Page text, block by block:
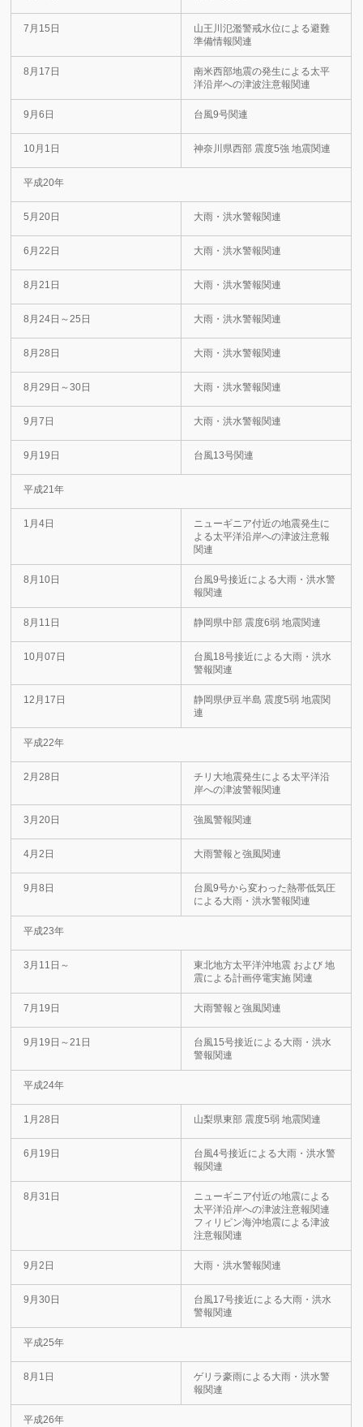
7月15日
山王川氾濫警戒水位による避難
準備情報関連
8月17日
南米西部地震の発生による太平
洋沿岸への津波注意報関連
9月6日 台風9号関連
10月1日 神奈川県西部 震度5強 地震関連
平成20年
5月20日 大雨・洪水警報関連
6月22日 大雨・洪水警報関連
8月21日 大雨・洪水警報関連
8月24日～25日 大雨・洪水警報関連
8月28日 大雨・洪水警報関連
8月29日～30日 大雨・洪水警報関連
9月7日 大雨・洪水警報関連
9月19日 台風13号関連
平成21年
1月4日
ニューギニア付近の地震発生に
よる太平洋沿岸への津波注意報
関連
8月10日
台風9号接近による大雨・洪水警
報関連
8月11日 静岡県中部 震度6弱 地震関連
10月07日
台風18号接近による大雨・洪水
警報関連
12月17日
静岡県伊豆半島 震度5弱 地震関
連
平成22年
2月28日
チリ大地震発生による太平洋沿
岸への津波警報関連
3月20日 強風警報関連
4月2日 大雨警報と強風関連
9月8日
台風9号から変わった熱帯低気圧
による大雨・洪水警報関連
平成23年
3月11日～
東北地方太平洋沖地震 および 地
震による計画停電実施 関連
7月19日 大雨警報と強風関連
9月19日～21日
台風15号接近による大雨・洪水
警報関連
平成24年
1月28日 山梨県東部 震度5弱 地震関連
6月19日
台風4号接近による大雨・洪水警
報関連
8月31日
ニューギニア付近の地震による
太平洋沿岸への津波注意報関連
フィリピン海沖地震による津波
注意報関連
9月2日 大雨・洪水警報関連
9月30日
台風17号接近による大雨・洪水
警報関連
平成25年
8月1日
ゲリラ豪雨による大雨・洪水警
報関連
平成26年